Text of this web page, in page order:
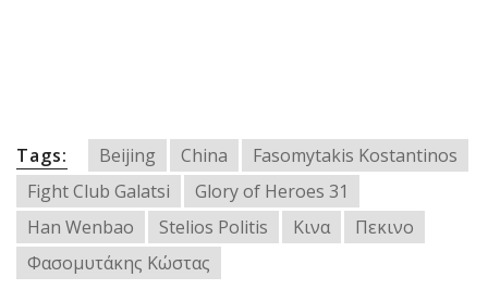
Tags: Beijing China
Fasomytakis Kostantinos
Fight Club Galatsi
Glory of Heroes 31
Han Wenbao
Stelios Politis Κινα
Πεκινο
Φασομυτάκης Κώστας